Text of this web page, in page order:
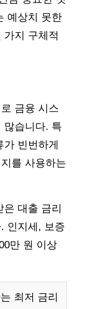
예상치 못한
가지 구체적
금융 시스
많습니다. 특
빈번하게
를 사용하는
대출 금리
인지세, 보증
만 원 이상
최저 금리